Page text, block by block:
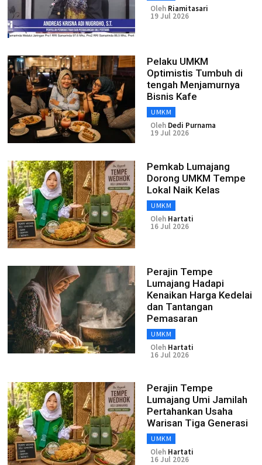
Oleh Riamitasari
19 Jul 2026
Pelaku UMKM
Optimistis Tumbuh di
tengah Menjamurnya
Bisnis Kafe
UMKM
Oleh Dedi Purnama
19 Jul 2026
Pemkab Lumajang
Dorong UMKM Tempe
Lokal Naik Kelas
UMKM
Oleh Hartati
16 Jul 2026
Perajin Tempe
Lumajang Hadapi
Kenaikan Harga Kedelai
dan Tantangan
Pemasaran
UMKM
Oleh Hartati
16 Jul 2026
Perajin Tempe
Lumajang Umi Jamilah
Pertahankan Usaha
Warisan Tiga Generasi
UMKM
Oleh Hartati
16 Jul 2026